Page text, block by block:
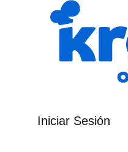
Iniciar Sesión